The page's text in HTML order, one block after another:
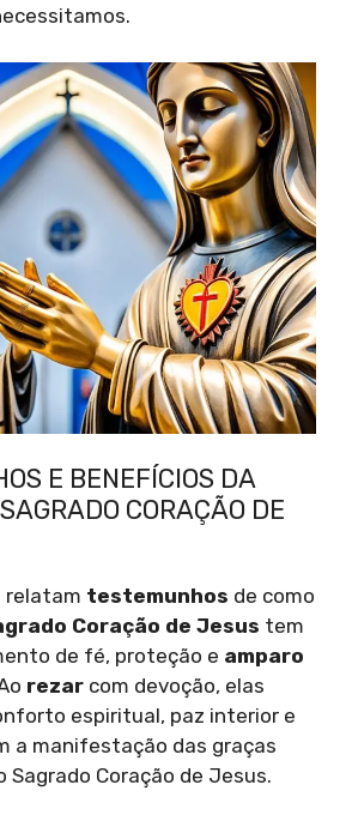
E BENEFÍCIOS DA
CORAÇÃO DE
relatam testemunhos de como
Coração de Jesus tem
de fé, proteção e amparo
rezar com devoção, elas
espiritual, paz interior e
a manifestação das graças
Sagrado Coração de Jesus.